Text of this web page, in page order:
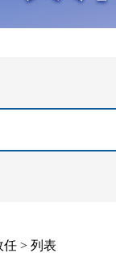
任 > 列表